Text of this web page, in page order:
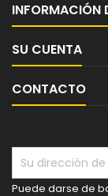
INFORMACIÓN
SU CUENTA
CONTACTO
Puede darse de